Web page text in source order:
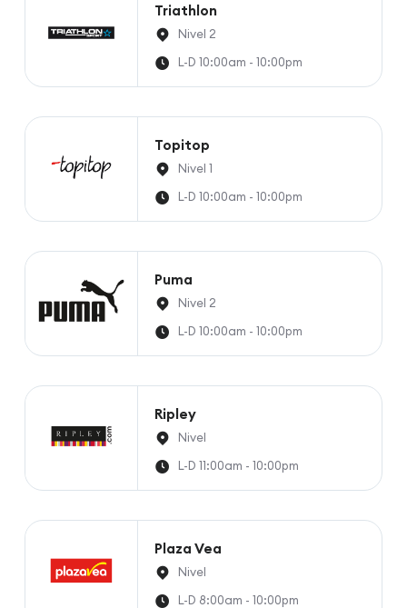
Triathlon
Nivel 2
L-D 10:00am - 10:00pm
Topitop
Nivel 1
L-D 10:00am - 10:00pm
Puma
Nivel 2
L-D 10:00am - 10:00pm
Ripley
Nivel
L-D 11:00am - 10:00pm
Plaza Vea
Nivel
L-D 8:00am - 10:00pm